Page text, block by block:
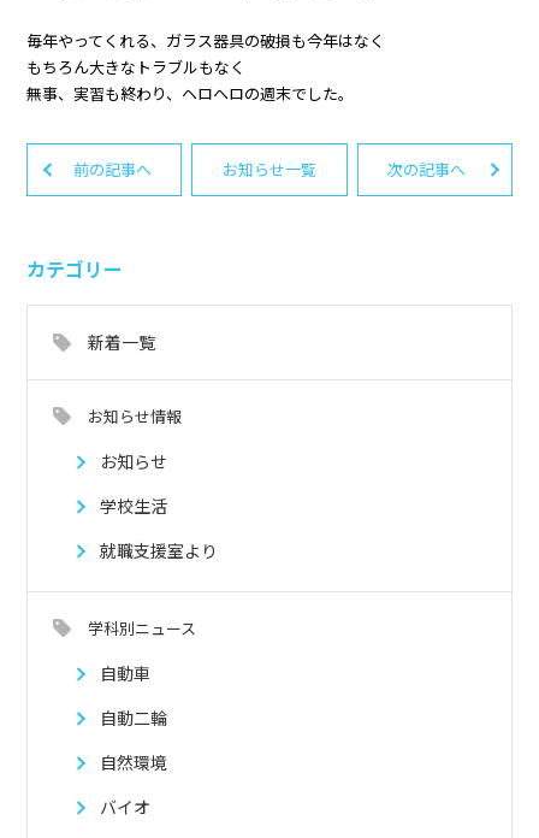
毎年やってくれる、ガラス器具の破損も今年はなく
もちろん大きなトラブルもなく
無事、実習も終わり、ヘロヘロの週末でした。
前の記事へ お知らせ一覧 次の記事へ
カテゴリー
新着一覧
お知らせ情報
お知らせ
学校生活
就職支援室より
学科別ニュース
自動車
自動二輪
自然環境
バイオ